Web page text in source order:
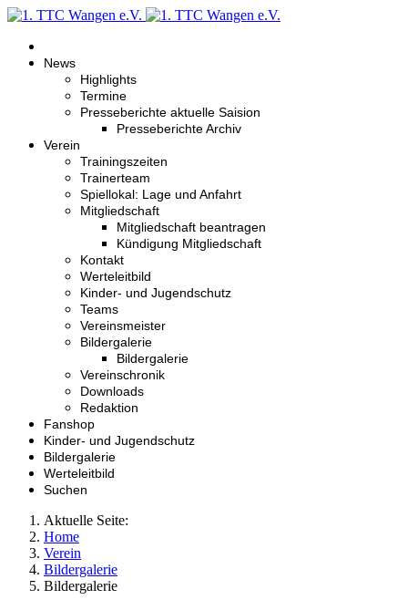
News
Highlights
Termine
Presseberichte aktuelle Saision
Presseberichte Archiv
Verein
Trainingszeiten
Trainerteam
Spiellokal: Lage und Anfahrt
Mitgliedschaft
Mitgliedschaft beantragen
Kündigung Mitgliedschaft
Kontakt
Werteleitbild
Kinder- und Jugendschutz
Teams
Vereinsmeister
Bildergalerie
Bildergalerie
Vereinschronik
Downloads
Redaktion
Fanshop
Kinder- und Jugendschutz
Bildergalerie
Werteleitbild
Suchen
Aktuelle Seite:
Home
Verein
Bildergalerie
Bildergalerie